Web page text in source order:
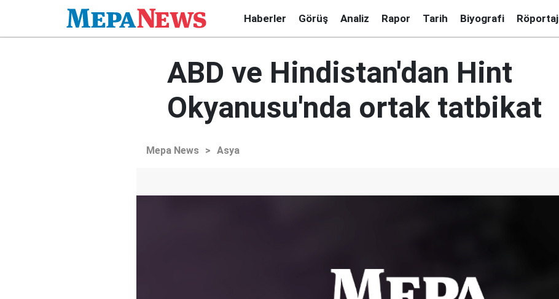
Haberler Görüş Analiz Rapor Tarih Biyografi Röportaj
ABD ve Hindistan'dan Hint
Okyanusu'nda ortak tatbikat
Mepa News > Asya